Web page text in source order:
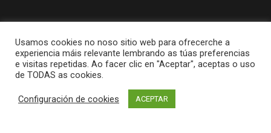
Política de Privacidad
Política de Cookies
Usamos cookies no noso sitio web para ofrecerche a
experiencia máis relevante lembrando as túas preferencias
e visitas repetidas. Ao facer clic en "Aceptar", aceptas o uso
de TODAS as cookies.
Configuración de cookies ACEPTAR